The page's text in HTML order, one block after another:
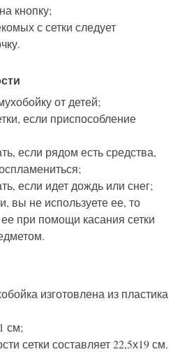
кнопку;
с сетки следует
от детей;
если приспособление
если рядом есть средства,
если идет дождь или снег;
вы не используете ее, то
при помощи касания сетки
изготовлена из пластика
см;
сетки составляет 22,5х19 см.